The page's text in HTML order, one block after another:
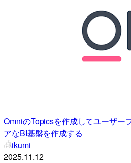
OmniのTopicsを作成してユーザー
アなBI基盤を作成する
ikumi
2025.11.12